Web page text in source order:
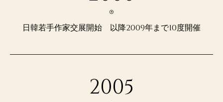
日韓若手作家交展開始 以降2009年まで10度開催
2005